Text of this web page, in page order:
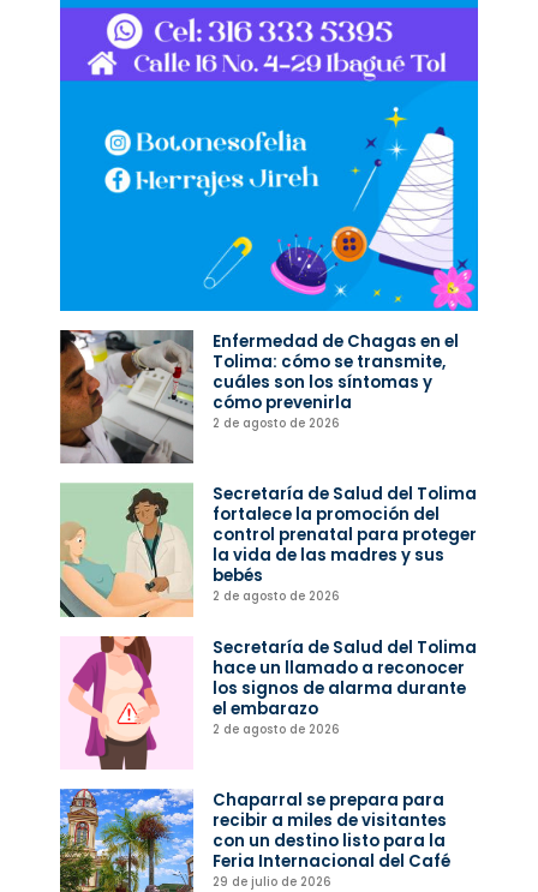
Enfermedad de Chagas en el
Tolima: cómo se transmite,
cuáles son los síntomas y
cómo prevenirla
2 de agosto de 2026
Secretaría de Salud del Tolima
fortalece la promoción del
control prenatal para proteger
la vida de las madres y sus
bebés
2 de agosto de 2026
Secretaría de Salud del Tolima
hace un llamado a reconocer
los signos de alarma durante
el embarazo
2 de agosto de 2026
Chaparral se prepara para
recibir a miles de visitantes
con un destino listo para la
Feria Internacional del Café
29 de julio de 2026